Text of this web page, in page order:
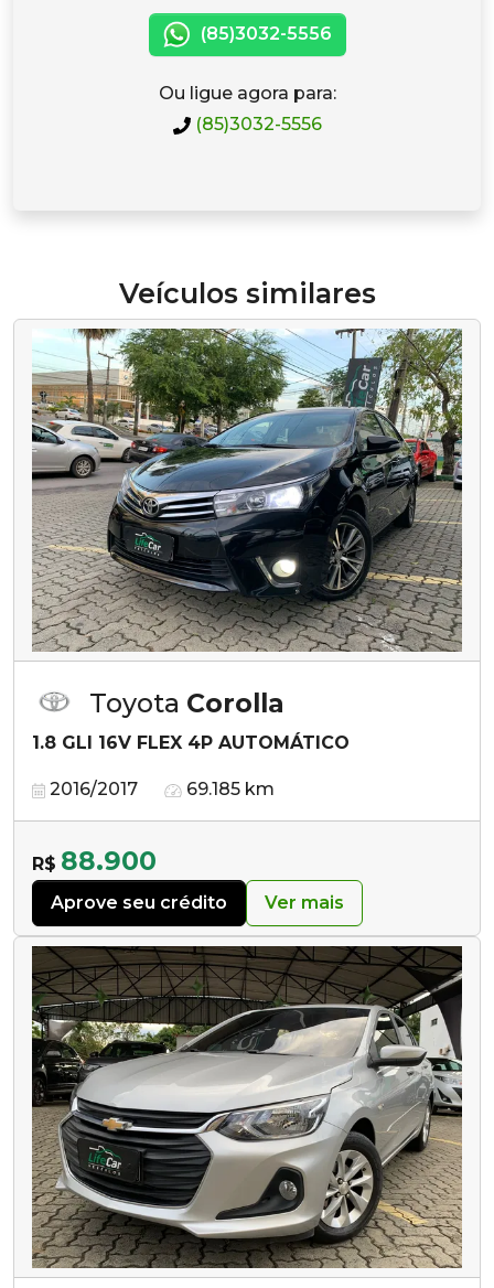
(85)3032-5556
Ou ligue agora para:
(85)3032-5556
Veículos similares
Toyota Corolla
1.8 GLI 16V FLEX 4P AUTOMÁTICO
2016/2017 69.185 km
R$ 88.900
Aprove seu crédito Ver mais